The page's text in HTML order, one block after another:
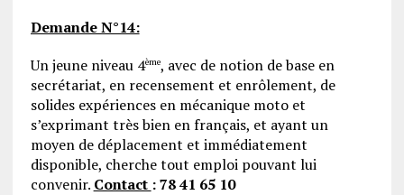
Demande N°14:
Un jeune niveau 4ème, avec de notion de base en
secrétariat, en recensement et enrôlement, de
solides expériences en mécanique moto et
s’exprimant très bien en français, et ayant un
moyen de déplacement et immédiatement
disponible, cherche tout emploi pouvant lui
convenir. Contact : 78 41 65 10